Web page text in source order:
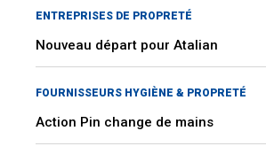
ENTREPRISES DE PROPRETÉ
Nouveau départ pour Atalian
FOURNISSEURS HYGIÈNE & PROPRETÉ
Action Pin change de mains